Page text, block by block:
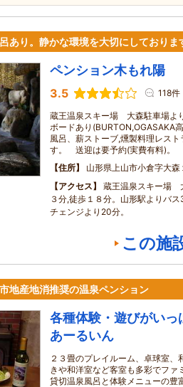
あり。静かな環境を大切にしておりま
ペンション木もれ陽
3.5 118件
蔵王温泉スキー場 大森駐車場よ
ボードあり(BURTON,OGASAKA
風呂、薪ストーブ,燻製料理レス
す。 送迎は要予約(実費有料)。
住所
山形県上山市小倉字大森
アクセス
蔵王温泉スキー場
３分,徒歩１８分。山形駅よりバ
チェンジより20分。
この施
地産地消推奨の温泉ペンション
各種体験・遊びがい
あーるいん
２３畳のプレイルーム、卓球室、
きや和洋室など客室も多彩でファ
貸切温泉風呂と体験メニューの豊